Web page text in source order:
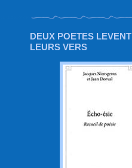
DEUX POETES LEVENT
LEURS VERS